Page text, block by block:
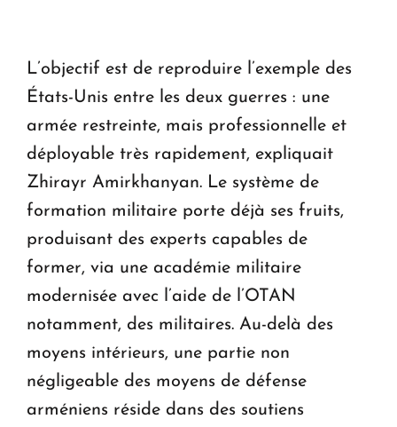
L’objectif est de reproduire l’exemple des
États-Unis entre les deux guerres : une
armée restreinte, mais professionnelle et
déployable très rapidement, expliquait
Zhirayr Amirkhanyan. Le système de
formation militaire porte déjà ses fruits,
produisant des experts capables de
former, via une académie militaire
modernisée avec l’aide de l’OTAN
notamment, des militaires. Au-delà des
moyens intérieurs, une partie non
négligeable des moyens de défense
arméniens réside dans des soutiens